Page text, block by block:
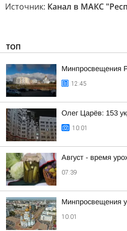
Источник: Канал в МАКС
ТОП
Минпросвещения
12:45
Олег Царёв: 153
10:01
Август - время
07:39
Минпросвещения
10:01